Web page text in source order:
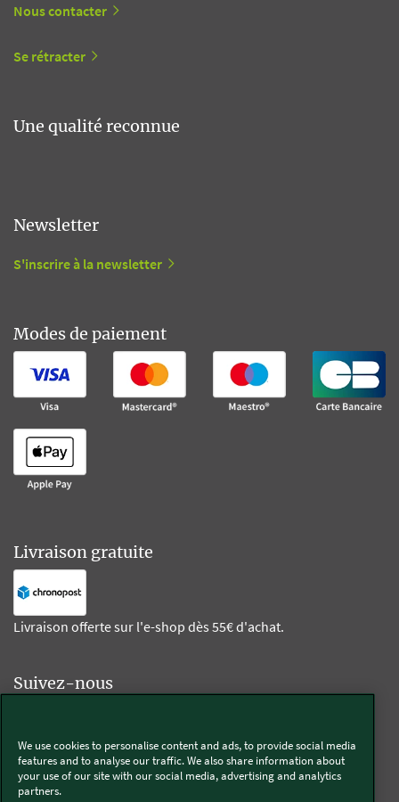
Nous contacter
Se rétracter
Une qualité reconnue
Newsletter
S'inscrire à la newsletter
Modes de paiement
Livraison gratuite
Livraison offerte sur l'e-shop dès 55€ d'achat.
Suivez-nous
We use cookies to personalise content and ads, to provide social media
features and to analyse our traffic. We also share information about
your use of our site with our social media, advertising and analytics
partners.